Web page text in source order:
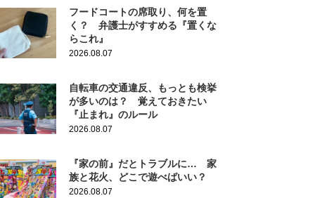
フードコートの席取り、何を置
く？ 弁護士がすすめる『置くな
らこれ』
2026.08.07
自転車の交通違反、もっとも検挙
が多いのは？ 覚えておきたい
『止まれ』のルール
2026.08.07
『家の前』だとトラブルに… 家
族と花火、どこで遊べばいい？
2026.08.07